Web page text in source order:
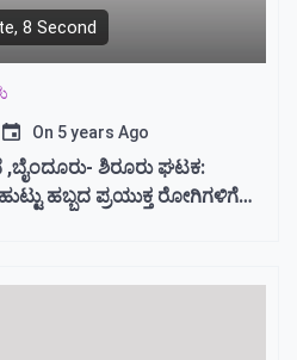
8 Second
On 5 years Ago
ಶಿರೂರು ಘಟಕ:
ರೋಗಿಗಳಿಗೆ